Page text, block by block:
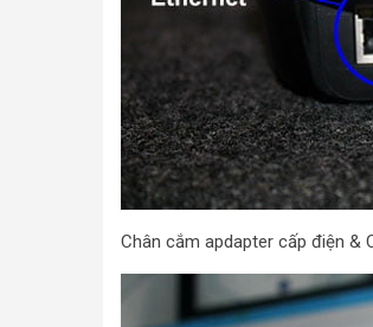
Chân cắm apdapter cấp điện &